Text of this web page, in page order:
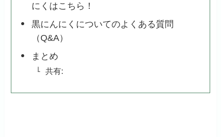
にくはこちら！
黒にんにくについてのよくある質問
（Q&A）
まとめ
共有: